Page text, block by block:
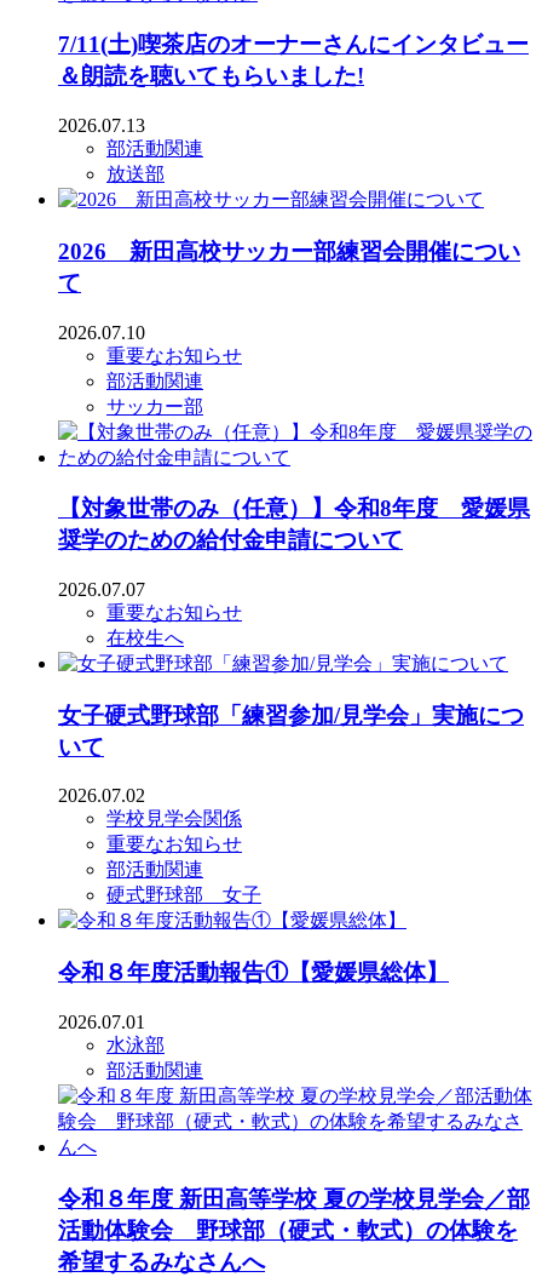
7/11(土)喫茶店のオーナーさんにインタビュー
＆朗読を聴いてもらいました!
2026.07.13
部活動関連
放送部
2026 新田高校サッカー部練習会開催につい
て
2026.07.10
重要なお知らせ
部活動関連
サッカー部
【対象世帯のみ（任意）】令和8年度 愛媛県
奨学のための給付金申請について
2026.07.07
重要なお知らせ
在校生へ
女子硬式野球部「練習参加/見学会」実施につ
いて
2026.07.02
学校見学会関係
重要なお知らせ
部活動関連
硬式野球部 女子
令和８年度活動報告①【愛媛県総体】
2026.07.01
水泳部
部活動関連
令和８年度 新田高等学校 夏の学校見学会／部
活動体験会 野球部（硬式・軟式）の体験を
希望するみなさんへ